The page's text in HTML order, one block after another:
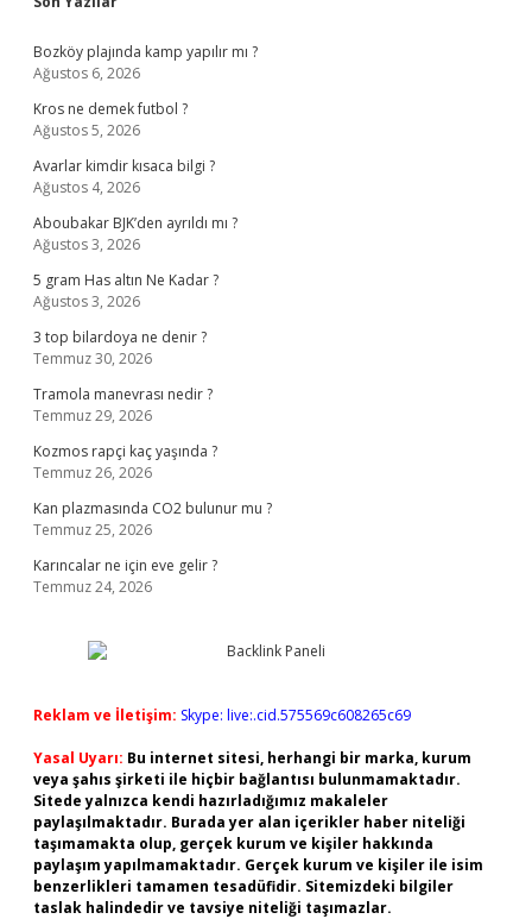
Sidebar
Bozköy plajında kamp yapılır mı ?
Ağustos 6, 2026
Kros ne demek futbol ?
Ağustos 5, 2026
Avarlar kimdir kısaca bilgi ?
Ağustos 4, 2026
Aboubakar BJK’den ayrıldı mı ?
Ağustos 3, 2026
5 gram Has altın Ne Kadar ?
Ağustos 3, 2026
3 top bilardoya ne denir ?
Temmuz 30, 2026
Tramola manevrası nedir ?
Temmuz 29, 2026
Kozmos rapçi kaç yaşında ?
Temmuz 26, 2026
Kan plazmasında CO2 bulunur mu ?
Temmuz 25, 2026
Karıncalar ne için eve gelir ?
Temmuz 24, 2026
Reklam ve İletişim: Skype: live:.cid.575569c608265c69
Yasal Uyarı: Bu internet sitesi, herhangi bir marka, kurum
veya şahıs şirketi ile hiçbir bağlantısı bulunmamaktadır.
Sitede yalnızca kendi hazırladığımız makaleler
paylaşılmaktadır. Burada yer alan içerikler haber niteliği
taşımamakta olup, gerçek kurum ve kişiler hakkında
paylaşım yapılmamaktadır. Gerçek kurum ve kişiler ile isim
benzerlikleri tamamen tesadüfidir. Sitemizdeki bilgiler
taslak halindedir ve tavsiye niteliği taşımazlar.